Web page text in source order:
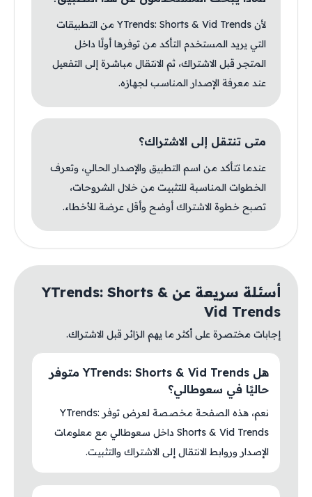
لأن YTrends: Shorts & Vid Trends من التطبيقات
التي يريد المستخدم التأكد من توفرها أولًا داخل
المتجر قبل الاشتراك، ثم الانتقال مباشرة إلى التفعيل
عند معرفة الإصدار المناسب لجهازه.
متى تنتقل إلى الاشتراك؟
عندما تتأكد من اسم التطبيق والإصدار الحالي، وتعرف
الخطوات المناسبة للتثبيت من خلال الشروحات،
تصبح خطوة الاشتراك أوضح وأقل عرضة للأخطاء.
أسئلة سريعة عن YTrends: Shorts &
Vid Trends
إجابات مختصرة على أكثر ما يهم الزائر قبل الاشتراك.
هل YTrends: Shorts & Vid Trends متوفر
حاليًا في سعوطالي؟
نعم، هذه الصفحة مخصصة لعرض توفر YTrends:
Shorts & Vid Trends داخل سعوطالي مع معلومات
الإصدار وروابط الانتقال إلى الاشتراك والتثبيت.